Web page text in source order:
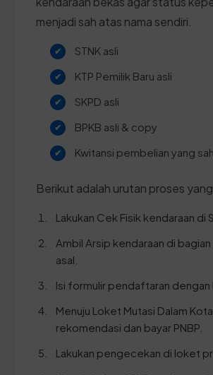
menjadi sah atas nama sendiri.
STNK asli
KTP Pemilik Baru asli
SKPD asli
BPKB asli & copy
Kwitansi pembelian yang sah
Berikut adalah urutan proses
Lakukan Cek Fisik kendaraan di
Ambil Arsip kendaraan di bagian
asal.
Isi formulir pendaftaran dengan
Menuju Loket Mutasi Dalam
rekomendasi dan bayar PNBP.
Lakukan pengecekan di loket